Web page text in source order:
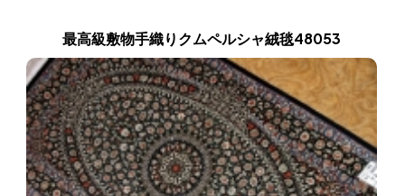
最高級敷物手織りクムペルシャ絨毯48053